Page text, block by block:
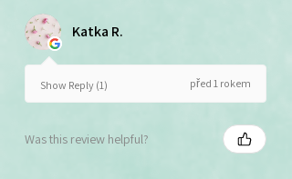
Katka R.
Show Reply (1) před 1 rokem
Was this review helpful?